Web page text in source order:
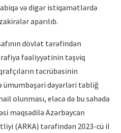
və digər istiqamətlərdə
aparılıb.
dövlət tərəfindən
fəaliyyətinin təşviq
təcrübəsinin
ümumbəşəri dəyərləri təbliğ
olunması, eləcə də bu sahədə
məqsədilə Azərbaycan
(ARKA) tərəfindən 2023-cü il